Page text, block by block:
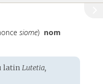
siome) nom
latin Lutetia,